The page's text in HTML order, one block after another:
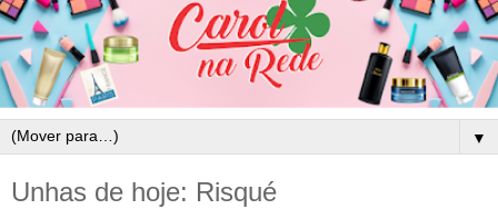
▼
Unhas de hoje: Risqué